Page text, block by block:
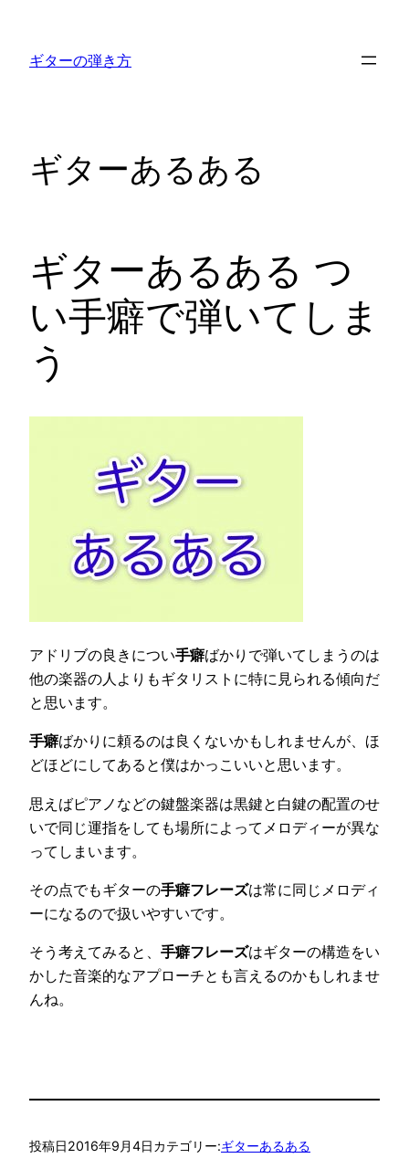
ギターの弾き方
ギターあるある
ギターあるある つ
い手癖で弾いてしま
う
アドリブの良きについ手癖ばかりで弾いてしまうのは
他の楽器の人よりもギタリストに特に見られる傾向だ
と思います。
手癖ばかりに頼るのは良くないかもしれませんが、ほ
どほどにしてあると僕はかっこいいと思います。
思えばピアノなどの鍵盤楽器は黒鍵と白鍵の配置のせ
いで同じ運指をしても場所によってメロディーが異な
ってしまいます。
その点でもギターの手癖フレーズは常に同じメロディ
ーになるので扱いやすいです。
そう考えてみると、 手癖フレーズはギターの構造をい
かした音楽的なアプローチとも言えるのかもしれませ
んね。
投稿日2016年9月4日カテゴリー:ギターあるある